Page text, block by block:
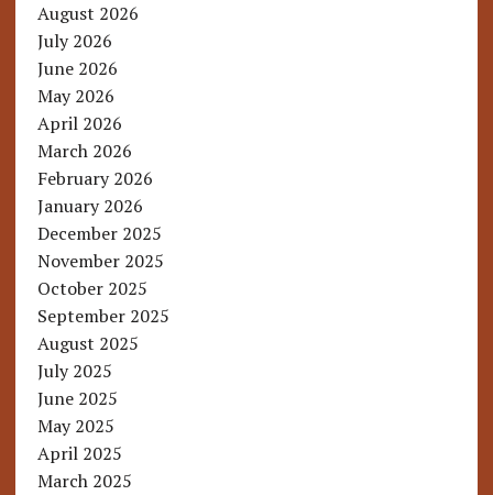
August 2026
July 2026
June 2026
May 2026
April 2026
March 2026
February 2026
January 2026
December 2025
November 2025
October 2025
September 2025
August 2025
July 2025
June 2025
May 2025
April 2025
March 2025